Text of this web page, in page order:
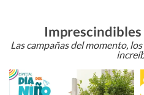
Imprescindibles
Las campañas del momento,